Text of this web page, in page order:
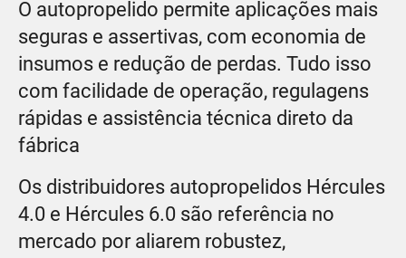
O autopropelido permite aplicações mais
seguras e assertivas, com economia de
insumos e redução de perdas. Tudo isso
com facilidade de operação, regulagens
rápidas e assistência técnica direto da
fábrica
Os distribuidores autopropelidos Hércules
4.0 e Hércules 6.0 são referência no
mercado por aliarem robustez,